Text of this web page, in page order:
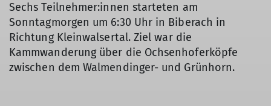
Sechs Teilnehmer:innen starteten am
Sonntagmorgen um 6:30 Uhr in Biberach in
Richtung Kleinwalsertal. Ziel war die
Kammwanderung über die Ochsenhoferköpfe
zwischen dem Walmendinger- und Grünhorn.